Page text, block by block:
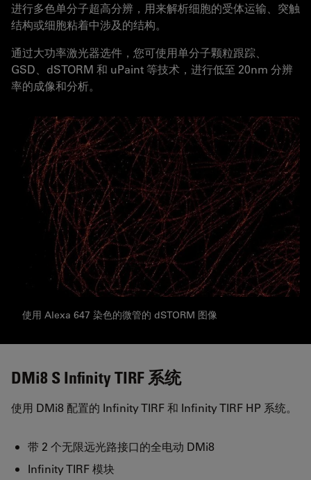
进行多色单分子超高分辨，用来解析细胞的受体运输、突触
结构或细胞粘着中涉及的结构。
通过大功率激光器选件，您可使用单分子颗粒跟踪、
GSD、dSTORM 和 uPaint 等技术，进行低至 20nm 分辨
率的成像和分析。
使用 Alexa 647 染色的微管的 dSTORM 图像
DMi8 S Infinity TIRF 系统
使用 DMi8 配置的 Infinity TIRF 和 Infinity TIRF HP 系统。
带 2 个无限远光路接口的全电动 DMi8
Infinity TIRF 模块